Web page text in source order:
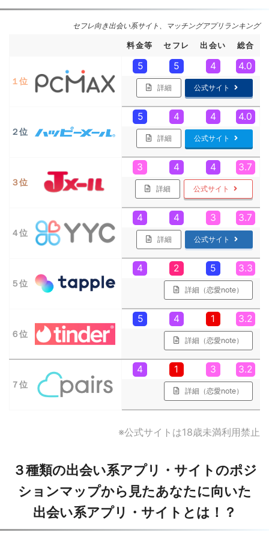
セフレ向き出会い系サイト、マッチングアプリランキング
料金等 セフレ 出会い 総合
１位
5 5 4 4.0
詳細 公式サイト
２位
5 4 4 4.0
詳細 公式サイト
３位
3 4 4 3.7
詳細 公式サイト
４位
4 4 3 3.7
詳細 公式サイト
５位
4 2 5 3.3
詳細（恋愛note）
６位
5 4 1 3.2
詳細（恋愛note）
７位
4 1 3 3.2
詳細（恋愛note）
※公式サイトは18歳未満利用禁止
３種類の出会い系アプリ・サイトのポジ
ションマップから見たあなたに向いた
出会い系アプリ・サイトとは！？